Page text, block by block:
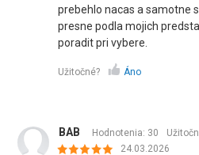
prebehlo nacas a samotne
presne podla mojich
poradit pri vybere.
Užitočné? Áno
BAB Hodnotenia: 30
24.03.2026